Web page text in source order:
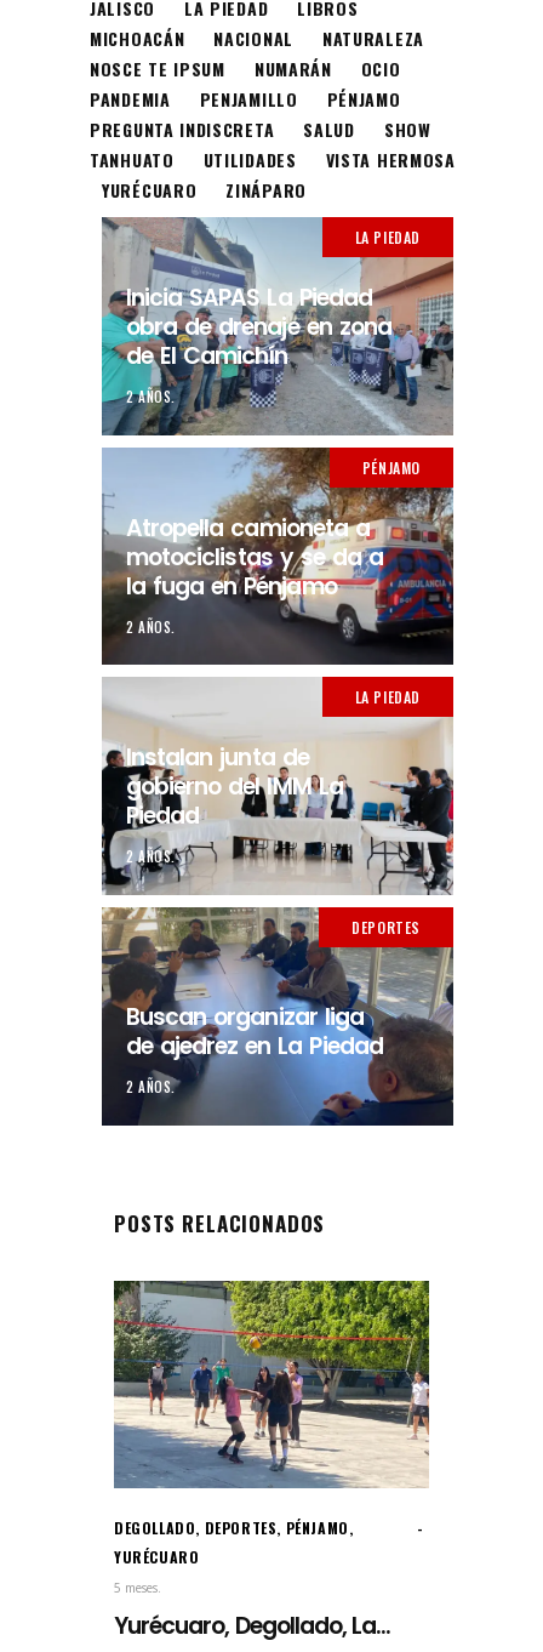
JALISCO LA PIEDAD
LIBROS
MICHOACÁN
NACIONAL
NATURALEZA
NOSCE TE IPSUM
NUMARÁN
OCIO
PANDEMIA
PENJAMILLO
PÉNJAMO
PREGUNTA INDISCRETA
SALUD
SHOW
TANHUATO
UTILIDADES
VISTA HERMOSA
YURÉCUARO
ZINÁPARO
LA PIEDAD
Inicia SAPAS La Piedad
obra de drenaje en zona
de El Camichín
2 AÑOS.
PÉNJAMO
Atropella camioneta a
motociclistas y se da a
la fuga en Pénjamo
2 AÑOS.
LA PIEDAD
Instalan junta de
gobierno del IMM La
Piedad
2 AÑOS.
DEPORTES
Buscan organizar liga
de ajedrez en La Piedad
2 AÑOS.
POSTS RELACIONADOS
DEGOLLADO, DEPORTES, PÉNJAMO,
YURÉCUARO
5 meses.
Yurécuaro, Degollado, La...